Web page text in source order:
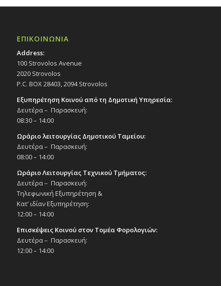
ΕΠΙΚΟΙΝΩΝΙΑ
Address:
100 Strovolos Avenue
2020 Strovolos
P.C. BOX 28403, 2094 Strovolos
Εξυπηρέτηση Κοινού από τη Δημοτική Υπηρεσία:
Δευτέρα – Παρασκευή:
08:30 – 14:00
Ωράριο λειτουργίας Δημοτικού Ταμείου:
Δευτέρα – Παρασκευή:
08:00 – 14:00
Ωράριο Λειτουργίας Τεχνικού Τμήματος:
Δευτέρα – Παρασκευή:
Τηλεφωνική Εξυπηρέτηση &
Κατ’ ιδίαν Εξυπηρέτηση:
12:00 – 14:00
Επισκέψεις Κοινού στον Τομέα Φορολογιών:
Δευτέρα – Παρασκευή:
12:00 – 14:00